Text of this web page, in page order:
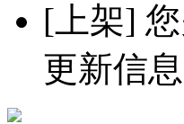
[上架]
更新信息